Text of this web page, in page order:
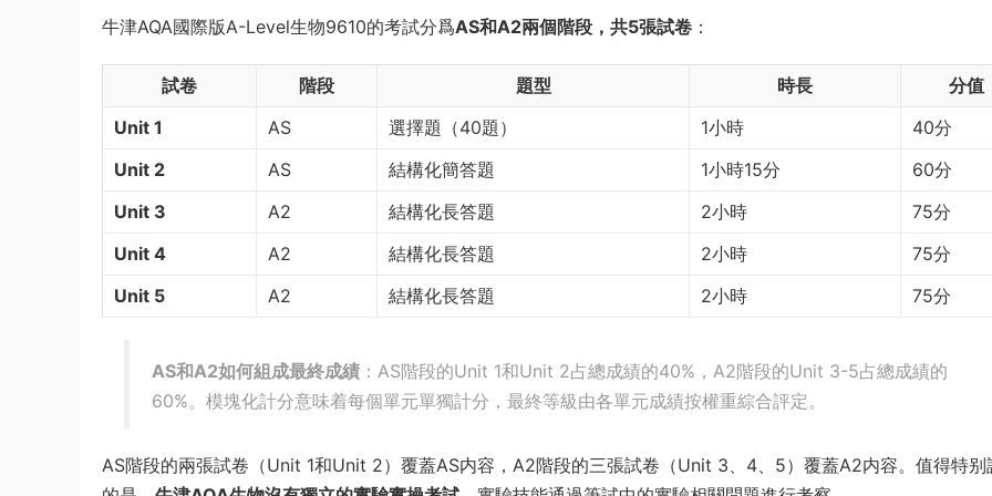
牛津AQA國際版A-Level生物9610的考試分爲AS和A2兩個階段，共5張試卷 ：
試卷 階段 題型 時長
分值
Unit 1
AS 選擇題（40題） 1小時
40分
Unit 2
AS 結構化簡答題 1小時15分
60分
Unit 3
A2 結構化長答題 2小時
75分
Unit 4
A2 結構化長答題 2小時
75分
Unit 5
A2 結構化長答題 2小時 75分
AS和A2如何組成最終成績 ：AS階段的Unit 1和Unit 2占總成績的40%，A2階段的Unit 3-5占總成績的
60%。模塊化計分意味着每個單元單獨計分，最終等級由各單元成績按權重綜合評定。
AS階段的兩張試卷（Unit 1和Unit 2）覆蓋AS内容，A2階段的三張試卷（Unit 3、4、5）覆蓋A2内容。值得特别